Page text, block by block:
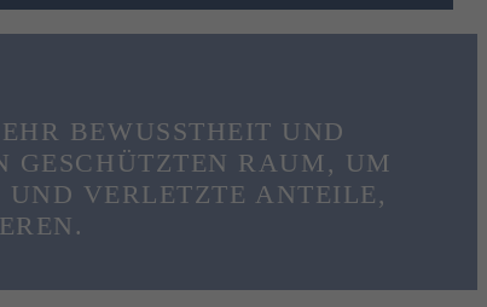
BEWUSSTHEIT UND
GESCHÜTZTEN RAUM, UM
VERLETZTE ANTEILE,